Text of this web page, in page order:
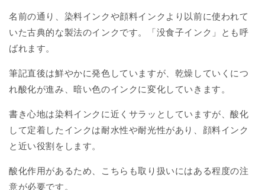
名前の通り、染料インクや顔料インクより以前に使われて
いた古典的な製法のインクです。「没食子インク」とも呼
ばれます。
筆記直後は鮮やかに発色していますが、乾燥していくにつ
れ酸化が進み、暗い色のインクに変化していきます。
書き心地は染料インクに近くサラッとしていますが、酸化
して定着したインクは耐水性や耐光性があり、顔料インク
と近い役割をします。
酸化作用があるため、こちらも取り扱いにはある程度の注
意が必要です。